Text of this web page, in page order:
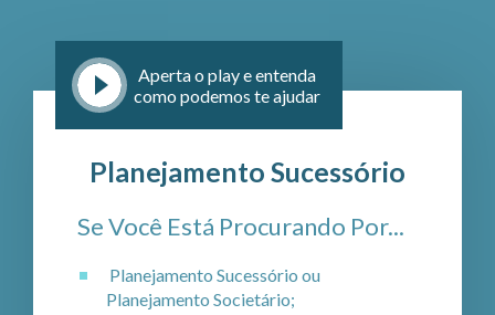
Planejamento Sucessório
Se Você Está Procurando Por...
Planejamento Sucessório ou
Planejamento Societário;
Aperta o play e entenda
como podemos te ajudar